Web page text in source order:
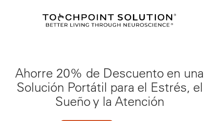
Ahorre 20% de Descuento en una
Solución Portátil para el Estrés, el
Sueño y la Atención